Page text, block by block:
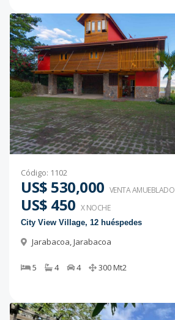
Código: 1102
US$ 530,000 VENTA AMUEBLADO
US$ 450 X NOCHE
City View Village, 12 huéspedes
Jarabacoa,Jarabacoa
5 4 4 300Mt2